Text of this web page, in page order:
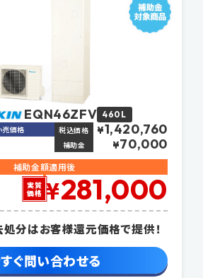
EQN46ZFV 460L
売価格 税込価格 ¥1,420,760
補助金 ¥70,000
補助金額適用後
実質
価格 ¥281,000
処分はお客様還元価格で提供！
ぐ問い合わせる